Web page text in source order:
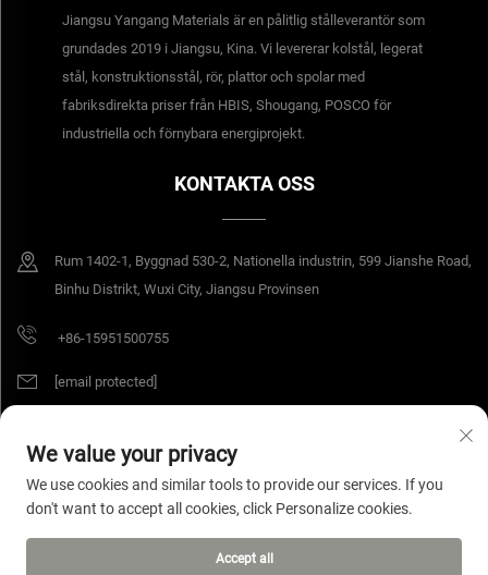
Jiangsu Yangang Materials är en pålitlig stålleverantör som
grundades 2019 i Jiangsu, Kina. Vi levererar kolstål, legerat
stål, konstruktionsstål, rör, plattor och spolar med
fabriksdirekta priser från HBIS, Shougang, POSCO för
industriella och förnybara energiprojekt.
KONTAKTA OSS
Rum 1402-1, Byggnad 530-2, Nationella industrin, 599 Jianshe Road,
Binhu Distrikt, Wuxi City, Jiangsu Provinsen
+86-15951500755
[email protected]
Copyright © 2025 Jiangsu Yangang Materials Co., Ltd. All rättigheter
förbehållna. Integritetspolicy
We value your privacy
We use cookies and similar tools to provide our services. If you
don't want to accept all cookies, click Personalize cookies.
Accept all